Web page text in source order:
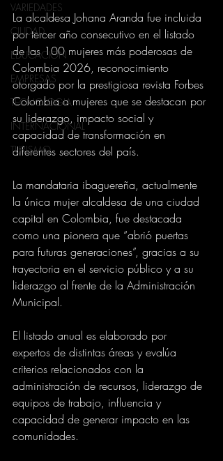
VARIEDADES
CIUDAD
EDUCACION
EMPRESAS
TECNOLOGIA
INTERNACIONAL
TURISMO
La alcaldesa Johana Aranda fue incluida
por tercer año consecutivo en el listado
de las 100 mujeres más poderosas de
Colombia 2026, reconocimiento
otorgado por la prestigiosa revista Forbes
Colombia a mujeres que se destacan por
su liderazgo, impacto social y
capacidad de transformación en
diferentes sectores del país.
La mandataria ibaguereña, actualmente
la única mujer alcaldesa de una ciudad
capital en Colombia, fue destacada
como una pionera que “abrió puertas
para futuras generaciones”, gracias a su
trayectoria en el servicio público y a su
liderazgo al frente de la Administración
Municipal.
El listado anual es elaborado por
expertos de distintas áreas y evalúa
criterios relacionados con la
administración de recursos, liderazgo de
equipos de trabajo, influencia y
capacidad de generar impacto en las
comunidades.